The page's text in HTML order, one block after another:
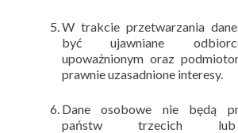
W trakcie przetwarzania
być ujawniane
upoważnionym oraz
prawnie uzasadnione interesy.
Dane osobowe nie będą
państw trzecich lub